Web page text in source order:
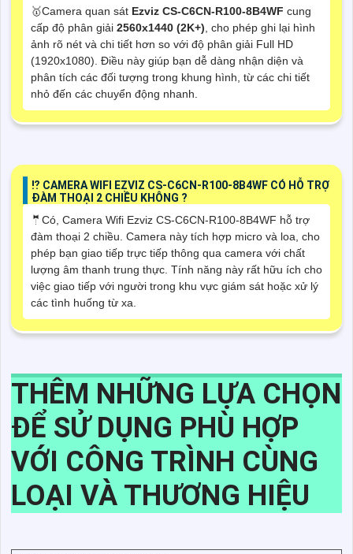
🥇Camera quan sát Ezviz CS-C6CN-R100-8B4WF cung
cấp độ phân giải 2560x1440 (2K+) , cho phép ghi lại hình
ảnh rõ nét và chi tiết hơn so với độ phân giải Full HD
(1920x1080). Điều này giúp bạn dễ dàng nhận diện và
phân tích các đối tượng trong khung hình, từ các chi tiết
nhỏ đến các chuyển động nhanh.
⁉️ CAMERA WIFI EZVIZ CS-C6CN-R100-8B4WF CÓ HỖ TRỢ
ĐÀM THOẠI 2 CHIỀU KHÔNG ?
🤵Có, Camera Wifi Ezviz CS-C6CN-R100-8B4WF hỗ trợ
đàm thoại 2 chiều. Camera này tích hợp micro và loa, cho
phép bạn giao tiếp trực tiếp thông qua camera với chất
lượng âm thanh trung thực. Tính năng này rất hữu ích cho
việc giao tiếp với người trong khu vực giám sát hoặc xử lý
các tình huống từ xa.
THÊM NHỮNG LỰA CHỌN
ĐỂ SỬ DỤNG PHÙ HỢP
VỚI CÔNG TRÌNH CÙNG
LOẠI VÀ THƯƠNG HIỆU